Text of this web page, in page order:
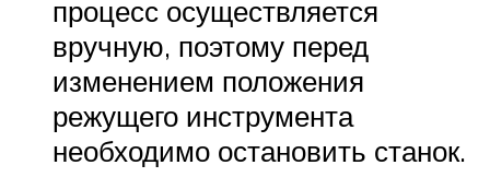
процесс осуществляется
вручную, поэтому перед
изменением положения
режущего инструмента
необходимо остановить станок.